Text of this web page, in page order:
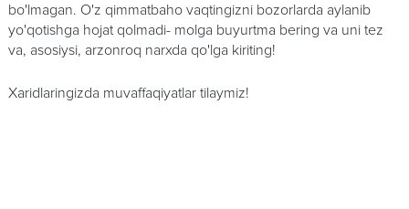
bo'lmagan. O'z qimmatbaho vaqtingizni bozorlarda aylanib
yo'qotishga hojat qolmadi- molga buyurtma bering va uni tez
va, asosiysi, arzonroq narxda qo'lga kiriting!
Xaridlaringizda muvaffaqiyatlar tilaymiz!